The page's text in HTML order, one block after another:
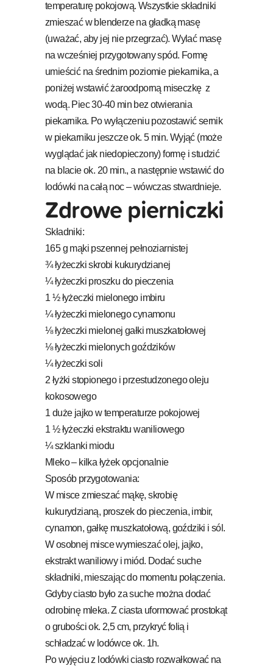
temperaturę pokojową. Wszystkie składniki
zmieszać w blenderze na gładką masę
(uważać, aby jej nie przegrzać). Wylać masę
na wcześniej przygotowany spód. Formę
umieścić na średnim poziomie piekarnika, a
poniżej wstawić żaroodporną miseczkę z
wodą. Piec 30-40 min bez otwierania
piekarnika. Po wyłączeniu pozostawić sernik
w piekarniku jeszcze ok. 5 min. Wyjąć (może
wyglądać jak niedopieczony) formę i studzić
na blacie ok. 20 min., a następnie wstawić do
lodówki na całą noc – wówczas stwardnieje.
Zdrowe pierniczki
Składniki:
165 g mąki pszennej pełnoziarnistej
¾ łyżeczki skrobi kukurydzianej
¼ łyżeczki proszku do pieczenia
1 ½ łyżeczki mielonego imbiru
¼ łyżeczki mielonego cynamonu
⅛ łyżeczki mielonej gałki muszkatołowej
⅛ łyżeczki mielonych goździków
¼ łyżeczki soli
2 łyżki stopionego i przestudzonego oleju
kokosowego
1 duże jajko w temperaturze pokojowej
1 ½ łyżeczki ekstraktu waniliowego
¼ szklanki miodu
Mleko – kilka łyżek opcjonalnie
Sposób przygotowania:
W misce zmieszać mąkę, skrobię
kukurydzianą, proszek do pieczenia, imbir,
cynamon, gałkę muszkatołową, goździki i sól.
W osobnej misce wymieszać olej, jajko,
ekstrakt waniliowy i miód. Dodać suche
składniki, mieszając do momentu połączenia.
Gdyby ciasto było za suche można dodać
odrobinę mleka. Z ciasta uformować prostokąt
o grubości ok. 2,5 cm, przykryć folią i
schładzać w lodówce ok. 1h.
Po wyjęciu z lodówki ciasto rozwałkować na